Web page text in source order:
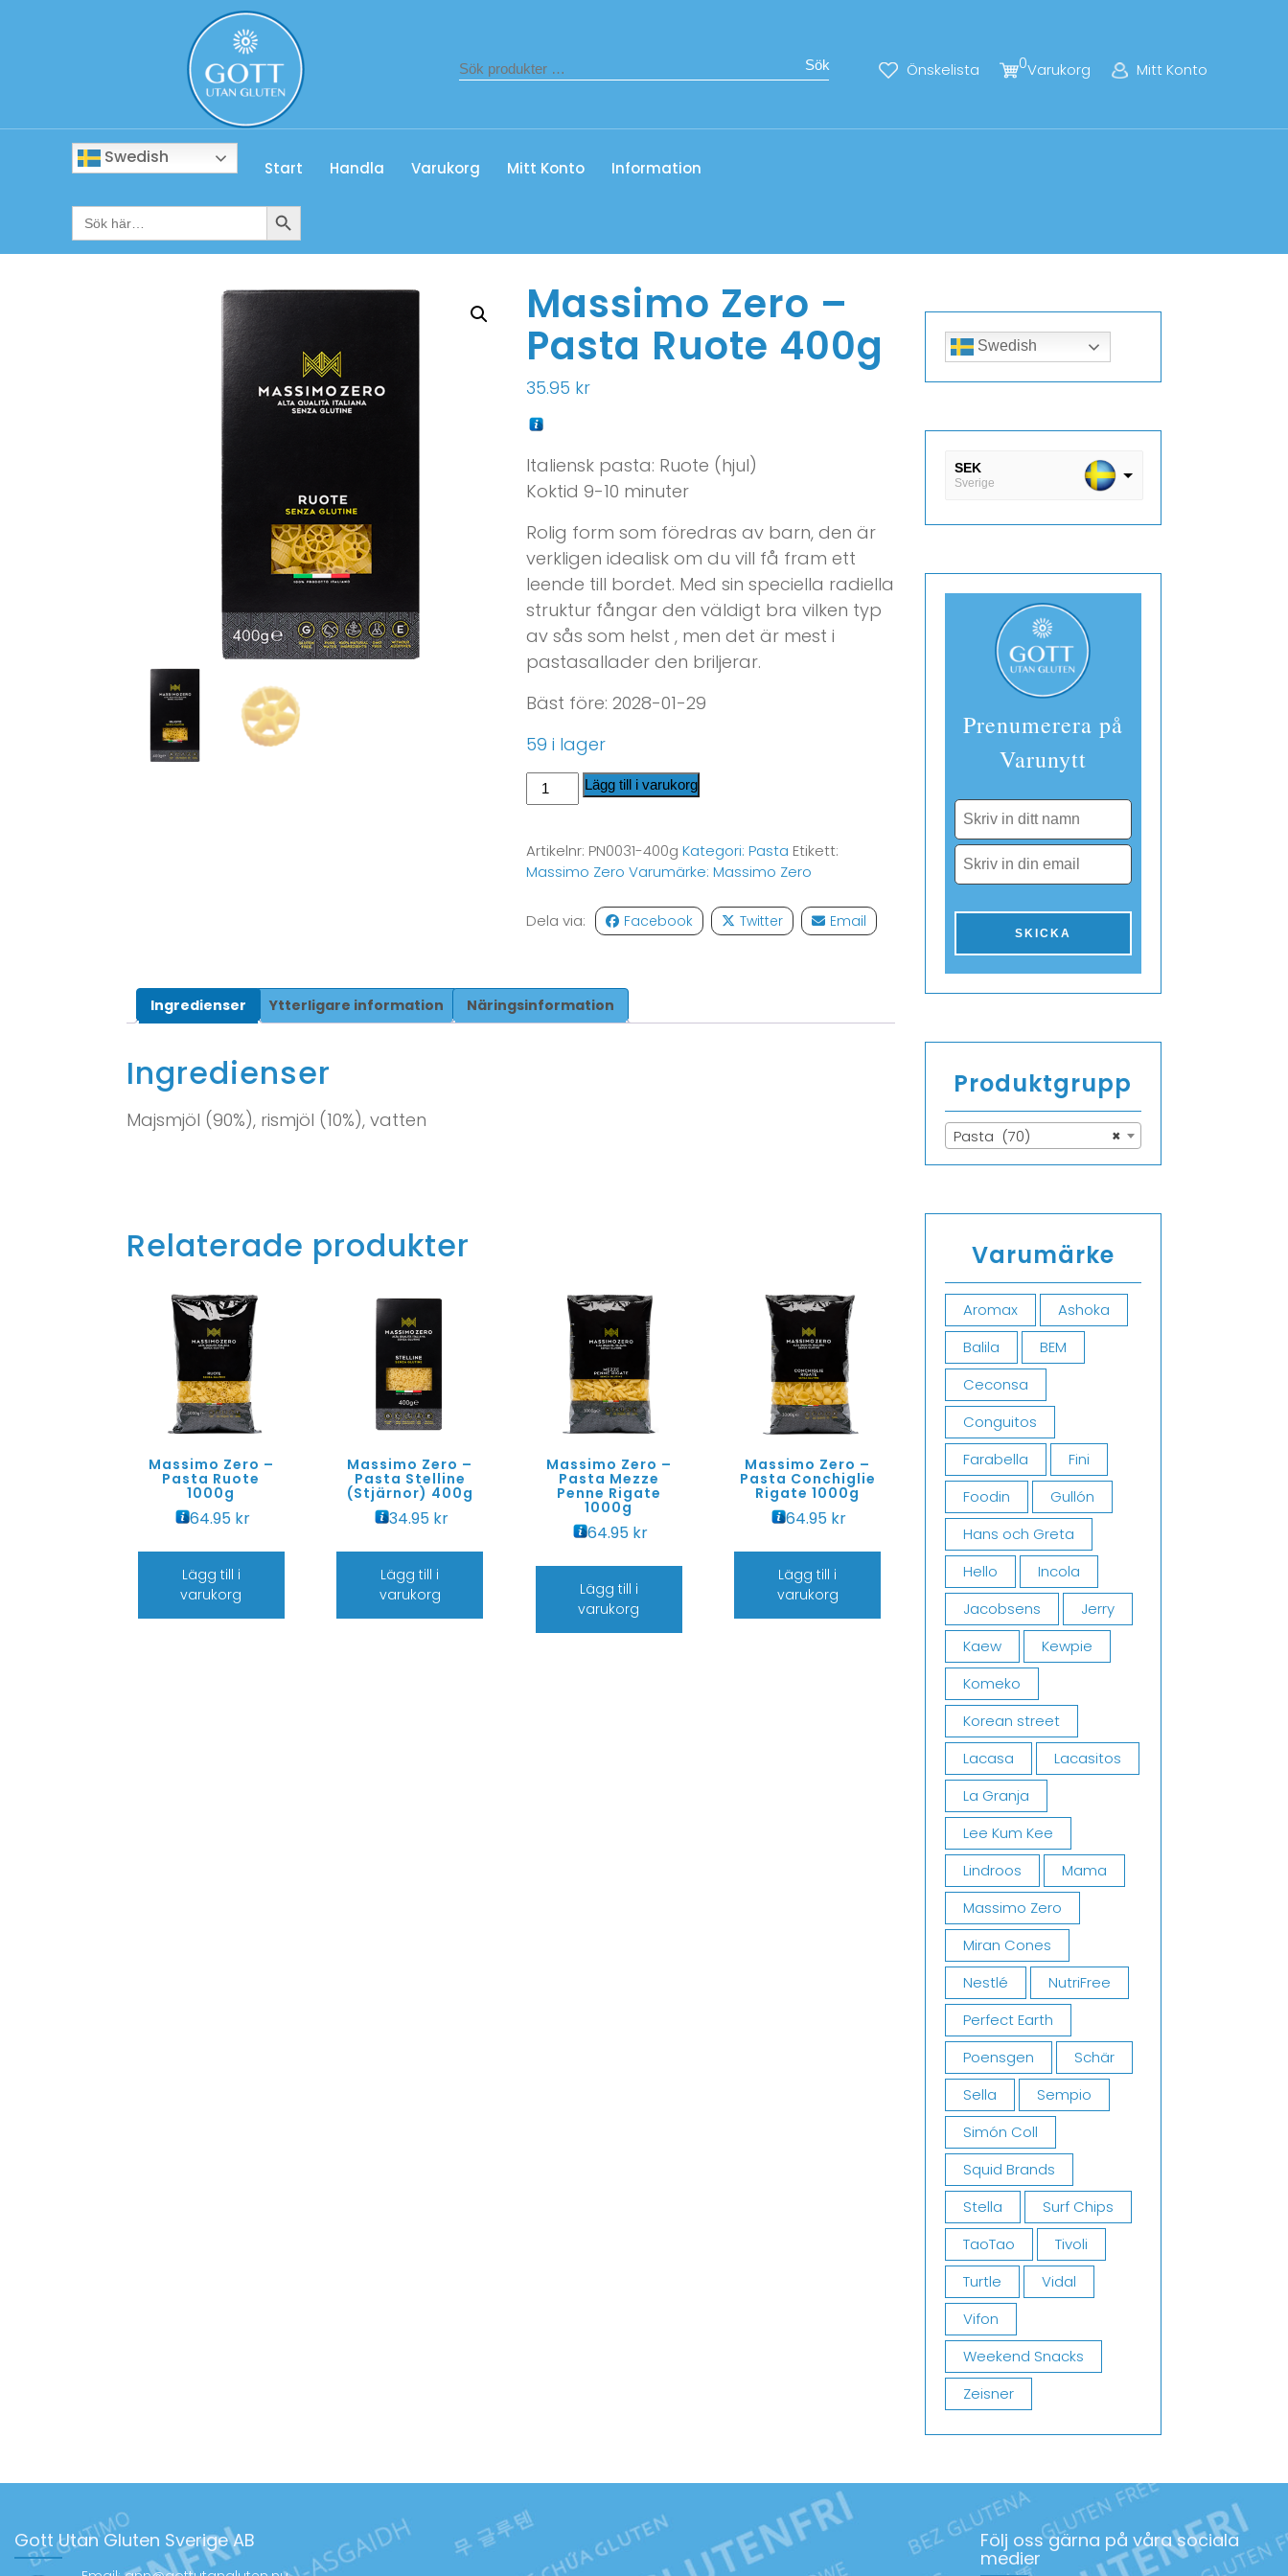
Sök Önskelista Varukorg
0 Mitt Konto
Swedish
Start Handla Varukorg Mitt Konto Information
Sök
efter:
Sökknapp
Massimo Zero –
Pasta Ruote 400g
35.95 kr
Italiensk pasta: Ruote (hjul)
Koktid 9-10 minuter
Rolig form som föredras av barn, den är
verkligen idealisk om du vill få fram ett
leende till bordet. Med sin speciella radiella
struktur fångar den väldigt bra vilken typ
av sås som helst , men det är mest i
pastasallader den briljerar.
Bäst före: 2028-01-29
59 i lager
Lägg till i varukorg
Artikelnr: PN0031-400g Kategori:Pasta Etikett:
Massimo Zero Varumärke:Massimo Zero
Dela via: Facebook Twitter Email
Ingredienser Ytterligare information Näringsinformation
Ingredienser
Majsmjöl (90%), rismjöl (10%), vatten
Relaterade produkter
Massimo Zero –
Pasta Ruote
1000g
64.95 kr
Lägg till i
varukorg
Massimo Zero –
Pasta Stelline
(Stjärnor) 400g
34.95 kr
Lägg till i
varukorg
Massimo Zero –
Pasta Mezze
Penne Rigate
1000g
64.95 kr
Lägg till i
varukorg
Massimo Zero –
Pasta Conchiglie
Rigate 1000g
64.95 kr
Lägg till i
varukorg
Swedish
SEK
Sverige
EUR
Prenumerera på
Varunytt
Produktgrupp
×
Pasta (70)
Varumärke
Aromax
Ashoka
Balila
BEM
Ceconsa
Conguitos
Farabella
Fini
Foodin
Gullón
Hans och Greta
Hello
Incola
Jacobsens
Jerry
Kaew
Kewpie
Komeko
Korean street
Lacasa
Lacasitos
La Granja
Lee Kum Kee
Lindroos
Mama
Massimo Zero
Miran Cones
Nestlé
NutriFree
Perfect Earth
Poensgen
Schär
Sella
Sempio
Simón Coll
Squid Brands
Stella
Surf Chips
TaoTao
Tivoli
Turtle
Vidal
Vifon
Weekend Snacks
Zeisner
Gott Utan Gluten Sverige AB Följ oss gärna på våra sociala
medier